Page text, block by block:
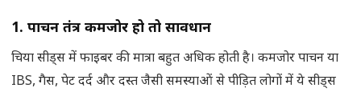
1. पाचन तंत्र कमजोर हो तो सावधान
चिया सीड्स में फाइबर की मात्रा बहुत अधिक होती है। कमजोर पाचन या
IBS, गैस, पेट दर्द और दस्त जैसी समस्याओं से पीड़ित लोगों में ये सीड्स